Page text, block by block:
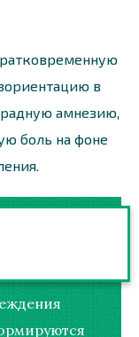
в
амнезию,
боль на фоне